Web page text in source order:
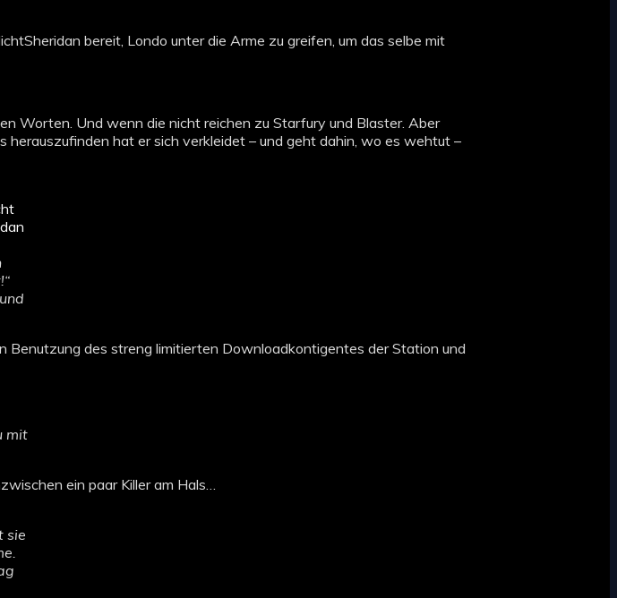
bereit, Londo unter die Arme zu greifen, um das selbe mit
Worten. Und wenn die nicht reichen zu Starfury und Blaster. Aber
hat er sich verkleidet – und geht dahin, wo es wehtut –
Benutzung des streng limitierten Downloadkontigentes der Station und
mit
ein paar Killer am Hals…
sie